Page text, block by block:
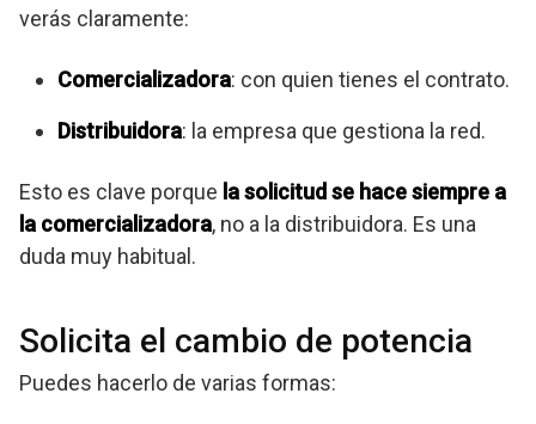
verás claramente:
Comercializadora: con quien tienes el contrato.
Distribuidora: la empresa que gestiona la red.
Esto es clave porque la solicitud se hace siempre a
la comercializadora, no a la distribuidora. Es una
duda muy habitual.
Solicita el cambio de potencia
Puedes hacerlo de varias formas: